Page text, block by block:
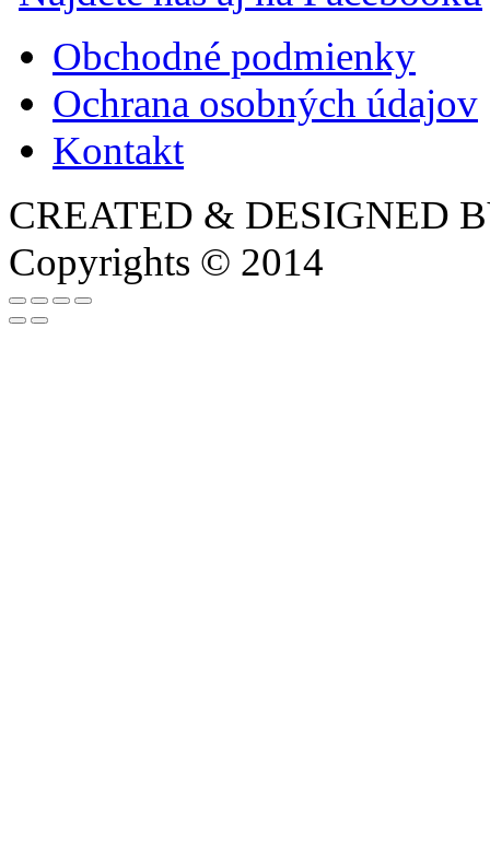
Obchodné podmienky
Ochrana osobných údajov
Kontakt
CREATED & DESIGNED
Copyrights © 2014